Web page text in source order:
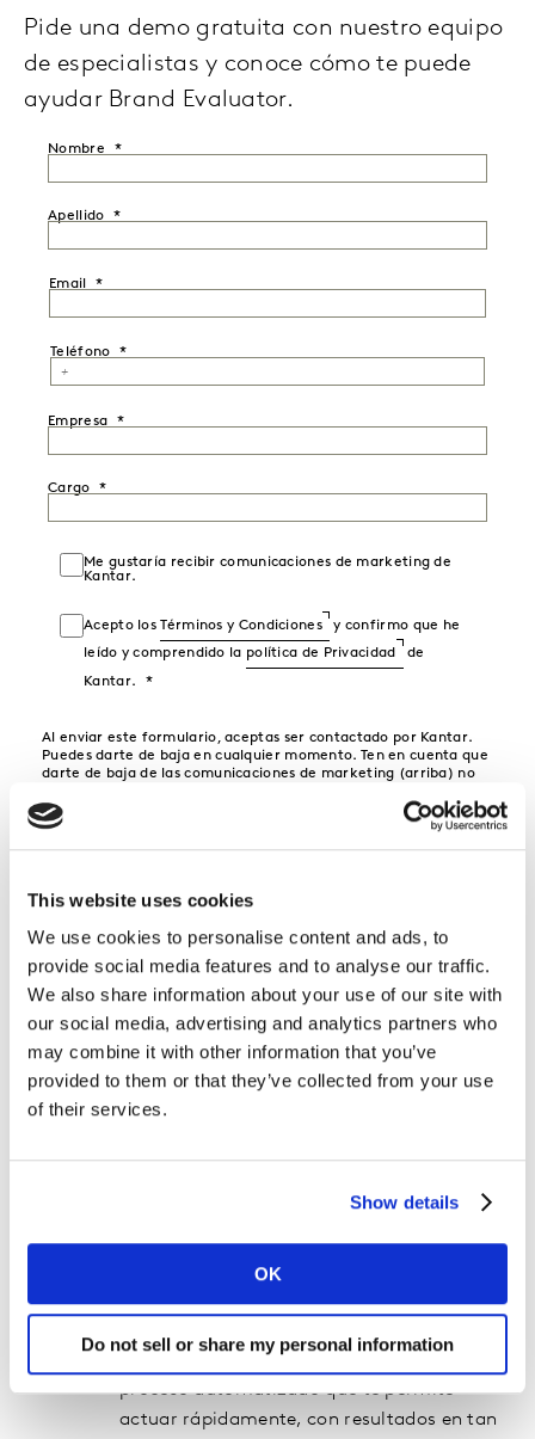
This website uses cookies
We use cookies to personalise content and ads, to
provide social media features and to analyse our traffic.
We also share information about your use of our site with
our social media, advertising and analytics partners who
may combine it with other information that you’ve
provided to them or that they’ve collected from your use
of their services.
Show details
OK
Do not sell or share my personal information
Pide una demo gratuita con nuestro equipo
de especialistas y conoce cómo te puede
ayudar Brand Evaluator.
Nombre
Apellido
Email
Teléfono
Empresa
Cargo
Me gustaría recibir comunicaciones de marketing de
Kantar.
Acepto losTérminos y Condiciones
y confirmo que he
leído y comprendido la política de Privacidad
de
Kantar.
Al enviar este formulario, aceptas ser contactado por Kantar.
Puedes darte de baja en cualquier momento. Ten en cuenta que
darte de baja de las comunicaciones de marketing (arriba) no
relacionadas con eventos como confirmaciones y recordatorios,
ni a las newsletter para clientes si tu empresa las recibe.
PIDE TU DEMO
Presentamos la mejor
herramienta de medición del
equity diseñada para ir a la
velocidad de tu negocio
SIN FRICCIONES Y RENTABLE
Podrás adelantarte a los cambios con un
proceso automatizado que te permite
actuar rápidamente, con resultados en tan